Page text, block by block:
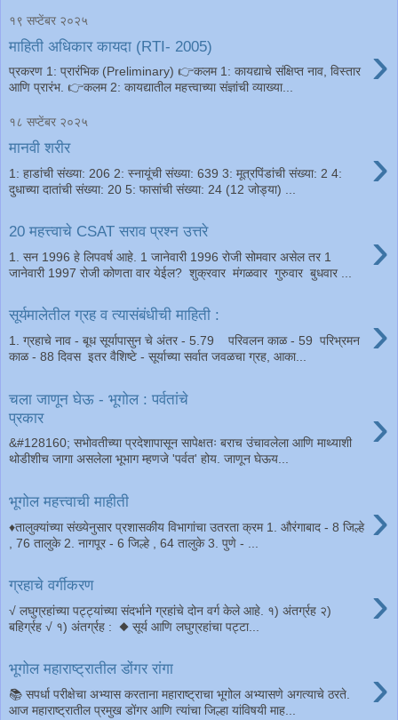
१९ सप्टेंबर २०२५
माहिती अधिकार कायदा (RTI- 2005) ›
प्रकरण 1: प्रारंभिक (Preliminary) 👉कलम 1: कायद्याचे संक्षिप्त नाव, विस्तार
आणि प्रारंभ. 👉कलम 2: कायद्यातील महत्त्वाच्या संज्ञांची व्याख्या...
१८ सप्टेंबर २०२५
मानवी शरीर ›
1: हाडांची संख्या: 206 2: स्नायूंची संख्या: 639 3: मूत्रपिंडांची संख्या: 2 4:
दुधाच्या दातांची संख्या: 20 5: फासांची संख्या: 24 (12 जोड्या) ...
20 महत्त्वाचे CSAT सराव प्रश्न उत्तरे ›
1. सन 1996 हे लिपवर्ष आहे. 1 जानेवारी 1996 रोजी सोमवार असेल तर 1
जानेवारी 1997 रोजी कोणता वार येईल? शुक्रवार मंगळवार गुरुवार बुधवार ...
सूर्यमालेतील ग्रह व त्यासंबंधीची माहिती : ›
1. ग्रहाचे नाव - बूध सूर्यापासुन चे अंतर - 5.79 परिवलन काळ - 59 परिभ्रमन
काळ - 88 दिवस इतर वैशिष्टे - सूर्याच्या सर्वात जवळचा ग्रह, आका...
चला जाणून घेऊ - भूगोल : पर्वतांचे
प्रकार
›
&#128160; सभोवतीच्या प्रदेशापासून सापेक्षतः बराच उंचावलेला आणि माथ्याशी
थोडीशीच जागा असलेला भूभाग म्हणजे 'पर्वत' होय. जाणून घेऊय...
भूगोल महत्त्वाची माहीती ›
♦️तालुक्यांच्या संख्येनुसार प्रशासकीय विभागांचा उतरता क्रम 1. औरंगाबाद - 8 जिल्हे
, 76 तालुके 2. नागपूर - 6 जिल्हे , 64 तालुके 3. पुणे - ...
ग्रहाचे वर्गीकरण ›
√ लघुग्रहांच्या पट्ट्यांच्या संदर्भाने ग्रहांचे दोन वर्ग केले आहे. १) अंतर्ग्रह २)
बहिर्ग्रह √ १) अंतर्ग्रह : ◆ सूर्य आणि लघुग्रहांचा पट्टा...
भूगोल महाराष्ट्रातील डोंगर रांगा ›
📚 सपर्धा परीक्षेचा अभ्यास करताना महाराष्ट्राचा भूगोल अभ्यासणे अगत्याचे ठरते.
आज महाराष्ट्रातील प्रमुख डोंगर आणि त्यांचा जिल्हा यांविषयी माह...